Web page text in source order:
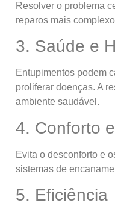
Resolver o problema
reparos mais
3. Saúde e
Entupimentos podem
proliferar doenças. A
ambiente saudável.
4. Conforto
Evita o desconforto e
sistemas de
5. Eficiência